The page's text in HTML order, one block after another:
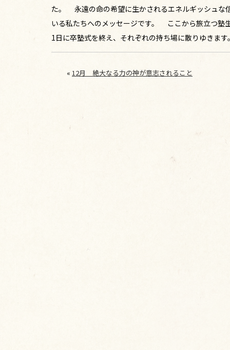
た。 永遠の命の希望に生かされるエネルギッシュな
いる私たちへのメッセージです。 ここから旅立つ塾
1日に卒塾式を終え、それぞれの持ち場に散りゆきます
« 12月 絶大なる力の神が意志されること